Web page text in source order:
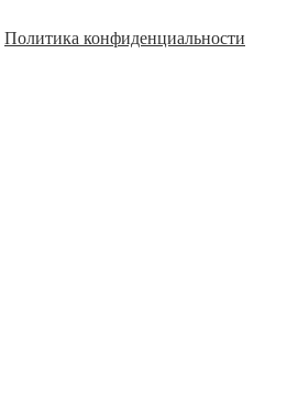
Политика конфиденциальности